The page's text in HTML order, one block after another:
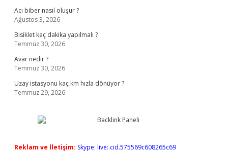
Acı biber nasıl oluşur ?
Ağustos 3, 2026
Bisiklet kaç dakika yapılmalı ?
Temmuz 30, 2026
Avar nedir ?
Temmuz 30, 2026
Uzay istasyonu kaç km hızla dönüyor ?
Temmuz 29, 2026
Reklam ve İletişim: Skype: live:.cid.575569c608265c69